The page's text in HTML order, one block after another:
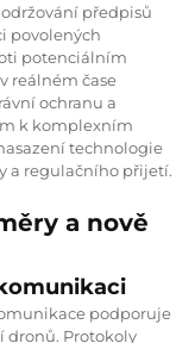
předpisů
povolených
potenciálním
reálném čase
ochranu a
k komplexním
technologie
a regulačního přijetí.
a nově
podporuje
dronů. Protokoly